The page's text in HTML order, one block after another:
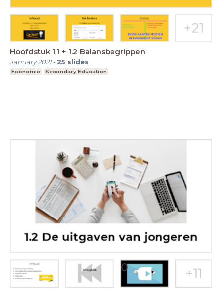
Hoofdstuk 1.1 + 1.2 Balansbegrippen
January 2021- 25 slides
Economie Secondary Education